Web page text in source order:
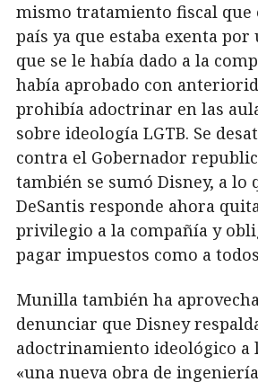
mismo tratamiento fiscal que
país ya que estaba exenta
que se le había dado a la
había aprobado con
prohibía adoctrinar en las
sobre ideología LGTB. Se
contra el Gobernador
también se sumó Disney, a lo
DeSantis responde ahora
privilegio a la compañía y
pagar impuestos como a
Munilla también ha
denunciar que Disney
adoctrinamiento ideológico a
«una nueva obra de